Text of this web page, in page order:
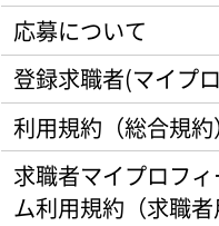
応募について
登録求職者(マイプ
利用規約（総合規約）
求職者マイプロフ
ム利用規約（求職者